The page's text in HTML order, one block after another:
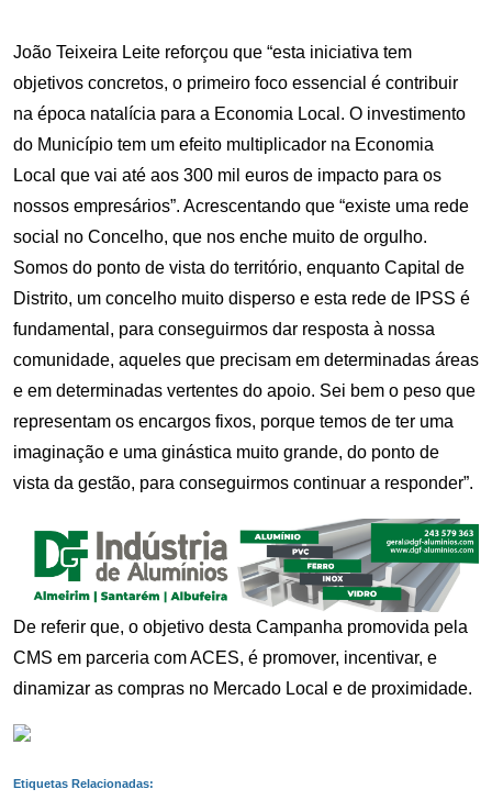
João Teixeira Leite reforçou que “esta iniciativa tem
objetivos concretos, o primeiro foco essencial é contribuir
na época natalícia para a Economia Local. O investimento
do Município tem um efeito multiplicador na Economia
Local que vai até aos 300 mil euros de impacto para os
nossos empresários”. Acrescentando que “existe uma rede
social no Concelho, que nos enche muito de orgulho.
Somos do ponto de vista do território, enquanto Capital de
Distrito, um concelho muito disperso e esta rede de IPSS é
fundamental, para conseguirmos dar resposta à nossa
comunidade, aqueles que precisam em determinadas áreas
e em determinadas vertentes do apoio. Sei bem o peso que
representam os encargos fixos, porque temos de ter uma
imaginação e uma ginástica muito grande, do ponto de
vista da gestão, para conseguirmos continuar a responder”.
De referir que, o objetivo desta Campanha promovida pela
CMS em parceria com ACES, é promover, incentivar, e
dinamizar as compras no Mercado Local e de proximidade.
Etiquetas Relacionadas: